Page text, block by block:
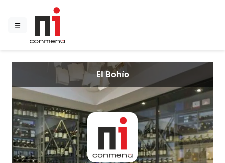
El Bohío